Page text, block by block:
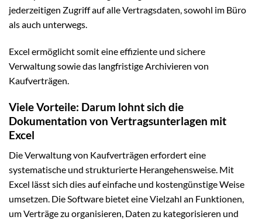
jederzeitigen Zugriff auf alle Vertragsdaten, sowohl im Büro
als auch unterwegs.
Excel ermöglicht somit eine effiziente und sichere
Verwaltung sowie das langfristige Archivieren von
Kaufverträgen.
Viele Vorteile: Darum lohnt sich die
Dokumentation von Vertragsunterlagen mit
Excel
Die Verwaltung von Kaufverträgen erfordert eine
systematische und strukturierte Herangehensweise. Mit
Excel lässt sich dies auf einfache und kostengünstige Weise
umsetzen. Die Software bietet eine Vielzahl an Funktionen,
um Verträge zu organisieren, Daten zu kategorisieren und